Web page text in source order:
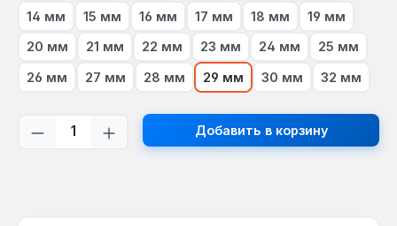
14 мм 15 мм 16 мм 17 мм 18 мм 19 мм
20 мм 21 мм 22 мм 23 мм 24 мм 25 мм
26 мм 27 мм 28 мм 29 мм 30 мм 32 мм
Количество продукта: введите
Добавить в корзину